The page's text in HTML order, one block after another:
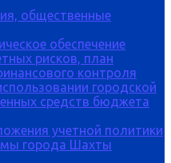
общественные
обеспечение
рисков, план
контроля
городской
средств бюджета
учетной политики
города Шахты